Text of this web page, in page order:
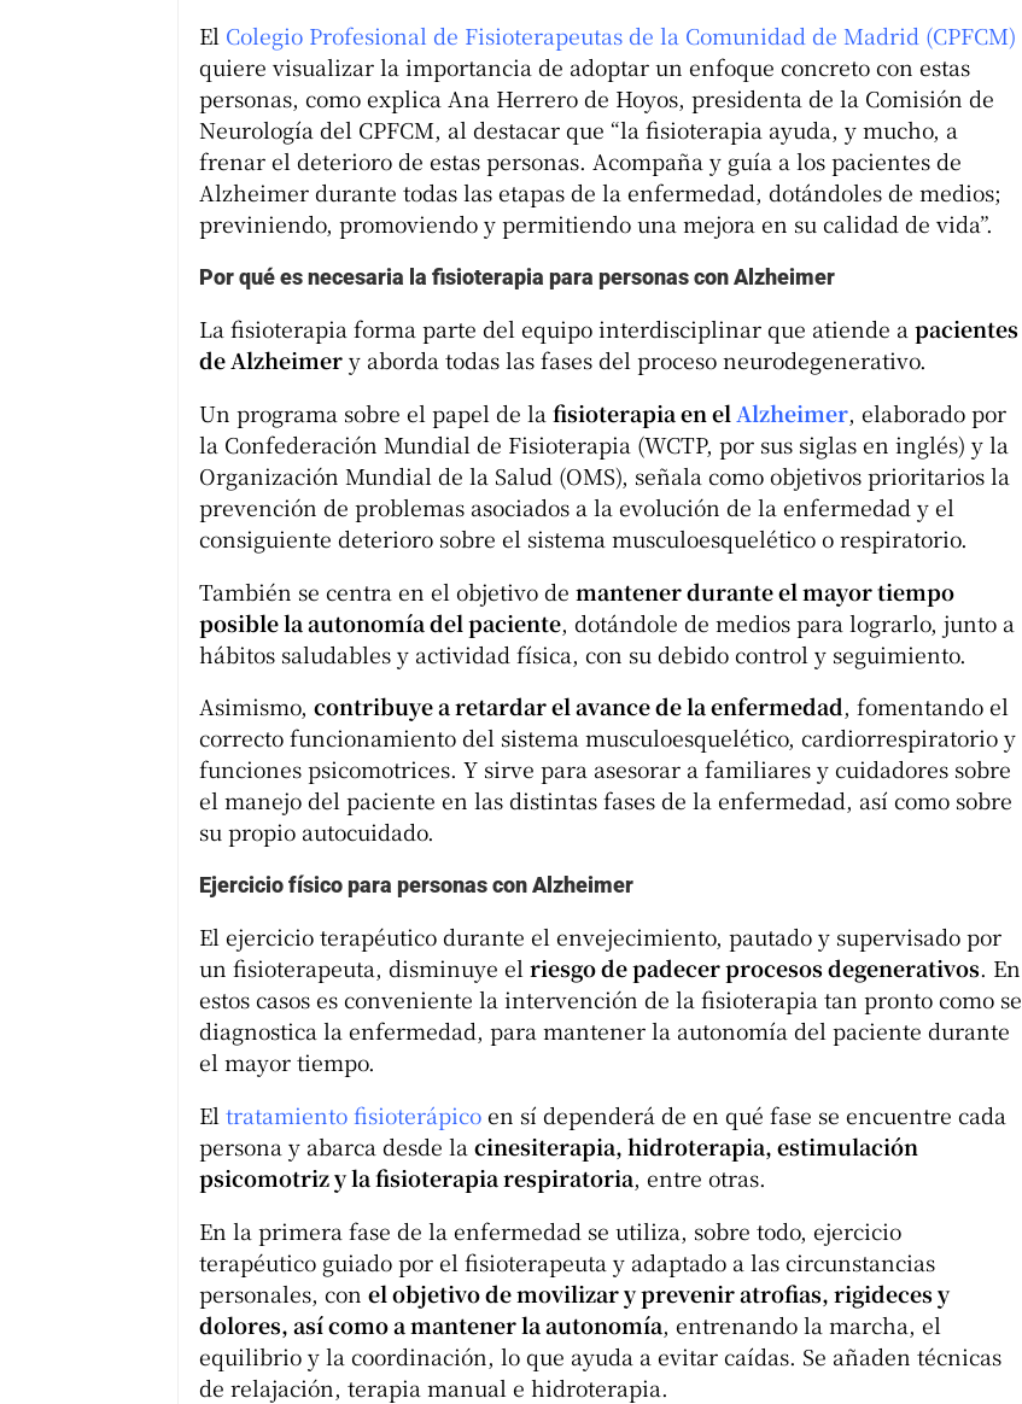
El Colegio Profesional de Fisioterapeutas de la Comunidad de Madrid (CPFCM)
quiere visualizar la importancia de adoptar un enfoque concreto con estas
personas, como explica Ana Herrero de Hoyos, presidenta de la Comisión de
Neurología del CPFCM, al destacar que “la fisioterapia ayuda, y mucho, a
frenar el deterioro de estas personas. Acompaña y guía a los pacientes de
Alzheimer durante todas las etapas de la enfermedad, dotándoles de medios;
previniendo, promoviendo y permitiendo una mejora en su calidad de vida”.
Por qué es necesaria la fisioterapia para personas con Alzheimer
La fisioterapia forma parte del equipo interdisciplinar que atiende a pacientes
de Alzheimery aborda todas las fases del proceso neurodegenerativo.
Un programa sobre el papel de la fisioterapia en el Alzheimer, elaborado por
la Confederación Mundial de Fisioterapia (WCTP, por sus siglas en inglés) y la
Organización Mundial de la Salud (OMS), señala como objetivos prioritarios la
prevención de problemas asociados a la evolución de la enfermedad y el
consiguiente deterioro sobre el sistema musculoesquelético o respiratorio.
También se centra en el objetivo de mantener durante el mayor tiempo
posible la autonomía del paciente, dotándole de medios para lograrlo, junto a
hábitos saludables y actividad física, con su debido control y seguimiento.
Asimismo, contribuye a retardar el avance de la enfermedad, fomentando el
correcto funcionamiento del sistema musculoesquelético, cardiorrespiratorio y
funciones psicomotrices. Y sirve para asesorar a familiares y cuidadores sobre
el manejo del paciente en las distintas fases de la enfermedad, así como sobre
su propio autocuidado.
Ejercicio físico para personas con Alzheimer
El ejercicio terapéutico durante el envejecimiento, pautado y supervisado por
un fisioterapeuta, disminuye el riesgo de padecer procesos degenerativos. En
estos casos es conveniente la intervención de la fisioterapia tan pronto como se
diagnostica la enfermedad, para mantener la autonomía del paciente durante
el mayor tiempo.
El tratamiento fisioterápicoen sí dependerá de en qué fase se encuentre cada
persona y abarca desde la cinesiterapia, hidroterapia, estimulación
psicomotriz y la fisioterapia respiratoria, entre otras.
En la primera fase de la enfermedad se utiliza, sobre todo, ejercicio
terapéutico guiado por el fisioterapeuta y adaptado a las circunstancias
personales, con el objetivo de movilizar y prevenir atrofias, rigideces y
dolores, así como a mantener la autonomía, entrenando la marcha, el
equilibrio y la coordinación, lo que ayuda a evitar caídas. Se añaden técnicas
de relajación, terapia manual e hidroterapia.